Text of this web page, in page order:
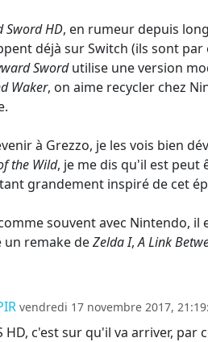
Sword HD, en rumeur depuis
déjà sur Switch (ils sont
Swordutilise une version
Waker, on aime recycler chez
à Grezzo, je les vois bien
the Wild, je me dis qu'il est peut
grandement inspiré de cet
souvent avec Nintendo,
un remake deZelda I,A Link
vendredi 17 novembre 2017,
HD, c'est sur qu'il va arriver,